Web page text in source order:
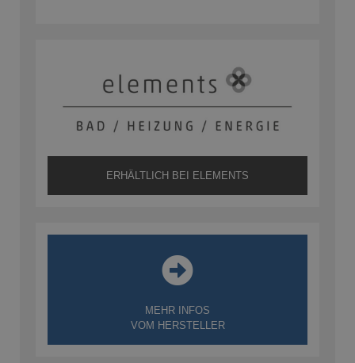
ERHÄLTLICH BEI ELEMENTS
MEHR INFOS
VOM HERSTELLER